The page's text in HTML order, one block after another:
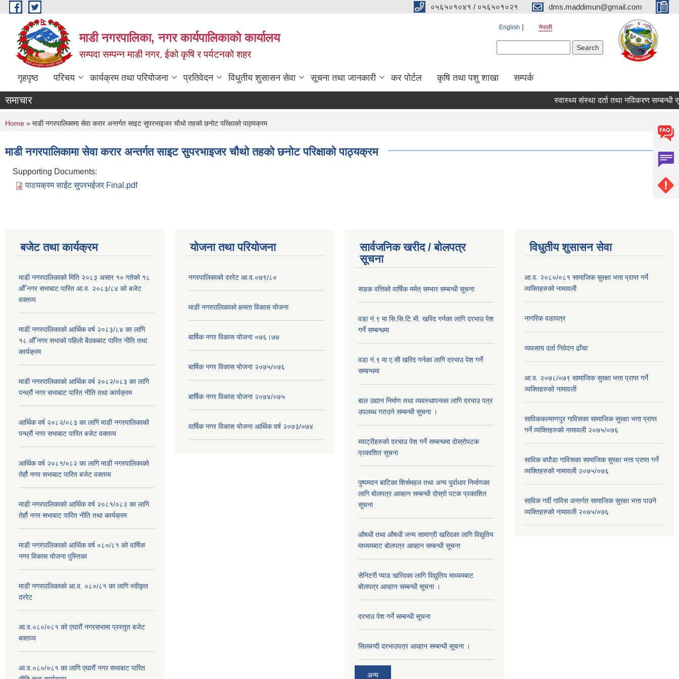
Skip to main content ०५६५०१०४१ / ०५६५०१०२१ dms.maddimun@gmail.com
माडी नगरपालिका, नगर कार्यपालिकाकाे कार्यालय
सम्पदा सम्पन्न माडी नगर, ईको कृषि र पर्यटनको शहर
English नेपाली
गृहपृष्ठ परिचय कार्यक्रम तथा परियोजना प्रतिवेदन विधुतीय शुसासन सेवा सूचना तथा जानकारी कर पोर्टल कृषि तथा पशु शाखा सम्पर्क
समाचार स्वास्थ्य संस्था दर्ता तथा नविकरण सम्बन्धी सूचना
You are here
Home » माडी नगरपालिकामा सेवा करार अन्तर्गत साइट सुपरभाइजर चौथो तहको छनोट परिक्षाको पाठ्यक्रम
माडी नगरपालिकामा सेवा करार अन्तर्गत साइट सुपरभाइजर चौथो तहको छनोट परिक्षाको पाठ्यक्रम
Supporting Documents:
पाठयक्रम साईट सुपरभईजर Final.pdf
बजेट तथा कार्यक्रम
माडी नगरपालिकाको मिति २०८३ असार १० गतेको १८
औँ नगर सभाबाट पारित आ.व. २०८३/८४ को बजेट
वक्तव्य
माडी नगरपालिकाको आर्थिक वर्ष २०८३/८४ का लागि
१८ औँ नगर सभाको पहिलो बैठकबाट पारित नीति तथा
कार्यक्रम
माडी नगरपालिकाको आर्थिक वर्ष २०८२/०८३ का लागि
पन्ध्रौं नगर सभाबाट पारित नीति तथा कार्यक्रम
आर्थिक वर्ष २०८२/०८३ का लागि माडी नगरपालिकाको
पन्ध्रौं नगर सभाबाट पारित बजेट वक्तव्य
आर्थिक वर्ष २०८१/०८२ का लागि माडी नगरपालिकाको
तेर्हौ नगर सभाबाट पारित बजेट वक्तव्य
माडी नगरपालिकाको आर्थिक वर्ष २०८१/०८२ का लागि
तेर्हौ नगर सभाबाट पारित नीति तथा कार्यक्रम
माडी नगरपालिकाको आर्थिक वर्ष ०८०/८१ को वार्षिक
नगर विकास योजना पुस्तिका
माडी नगरपालिकाको आ.व. ०८०/८१ का लागि स्वीकृत
दररेट
आ.व.०८०/०८१ को एघारौं नगरसभामा प्रस्तुत बजेट
बक्तव्य
आ.व.०८०/०८१ का लागि एघारौं नगर सभाबाट पारित
योजना तथा परियोजना
नगरपालिकाको दररेट आ.व.०७९/८०
माडी नगरपालिकाको क्षमता विकास योजना
बार्षिक नगर विकास योजना ०७६।७७
बार्षिक नगर विकास योजना २०७५/०७६
बार्षिक नगर विकास योजना २०७४/०७५
वार्षिक नगर विकास योजना आर्थिक वर्ष २०७३/०७४
सार्वजनिक खरीद / बोलपत्र
सूचना
सडक वत्तिको वार्षिक मर्मत् सम्भार सम्बन्धी सूचना
वडा नं.९ मा सि.सि.टि.भी. खरिद गर्नका लागि दरभाउ पेश
गर्ने सम्बन्धमा
वडा नं.९ मा ए.सी खरिद गर्नका लागि दरभाउ पेश गर्ने
सम्बन्धमा
बाल उद्यान निर्माण तथा व्यवस्थापनका लागि दरभाउ पत्र
उपलब्ध गराउने सम्बन्धी सूचना ।
ब्याट्रीहरुको दरभाउ पेश गर्ने सम्बन्धमा दोस्रोपटक
प्रकाशित सूचना
पुष्पमदन बाटिका शिर्समहल तथा अन्य पुर्वाधार निर्माणका
लागि बोलपत्र आव्हान सम्बन्धी दोस्रो पटक प्रकाशित
सूचना
औषधी तथा औषधी जन्य सामाग्री खरिदका लागि विद्युतिय
माध्यमबाट बोलपत्र आव्हान सम्बन्धी सूचना
सेनिटरी प्याड खरिदका लागि विद्युतिय माध्यमबाट
बोलपत्र आव्हान सम्बन्धी सूचना ।
दरभाउ पेश गर्ने सम्बन्धी सूचना
सिलबन्दी दरभाउपत्र आव्हान सम्बन्धी सूचना ।
अन्य
विधुतीय शुसासन सेवा
आ.व. २०८०/०८१ सामाजिक सुरक्षा भत्ता प्राप्त गर्ने
व्यक्तिहरुको नामावली
नागरिक वडापत्र
व्यवसाय दर्ता निवेदन ढाँचा
आ.व. २०७८/०७९ सामाजिक सुरक्षा भत्ता प्राप्त गर्ने
व्यक्तिहरुको नामावली
साविककल्याणपुर गाविसका सामाजिक सुरक्षा भत्ता प्राप्त
गर्ने व्यक्तिहरुको नामावली २०७५/०७६
साविक बघौडा गाविसका सामाजिक सुरक्षा भत्ता प्राप्त गर्ने
व्यक्तिहरुको नामावली २०७५/०७६
साविक गर्दी गाविस अन्तर्गत सामाजिक सुरक्षा भत्ता पाउने
व्यक्तिहरुको नामावली २०७५/०७६